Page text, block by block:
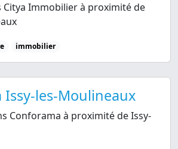
Citya Immobilier à proximité de
immobilier
Issy-les-Moulineaux
Conforama à proximité de Issy-